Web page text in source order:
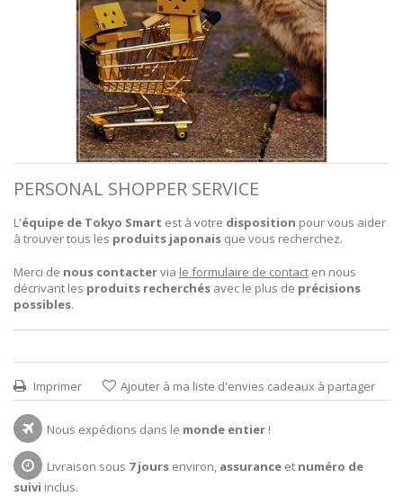
PERSONAL SHOPPER SERVICE
L'équipe de Tokyo Smart est à votre disposition pour vous aider
à trouver tous les produits japonais que vous recherchez.
Merci de nous contactervia le formulaire de contact en nous
décrivant les produits recherchés avec le plus de précisions
possibles.
Imprimer Ajouter à ma liste d'envies cadeaux à partager
Nous expédions dans le monde entier !
Livraison sous 7 jours environ, assurance et numéro de
suivi inclus.